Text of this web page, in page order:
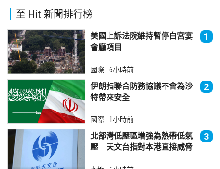
至 Hit 新聞排行榜
美國上訴法院維持暫停白宮宴
會廳項目
1
國際 6小時前
伊朗指聯合防務協議不會為沙
特帶來安全
2
國際 1小時前
北部灣低壓區增強為熱帶低氣
壓 天文台指對本港直接威脅
3